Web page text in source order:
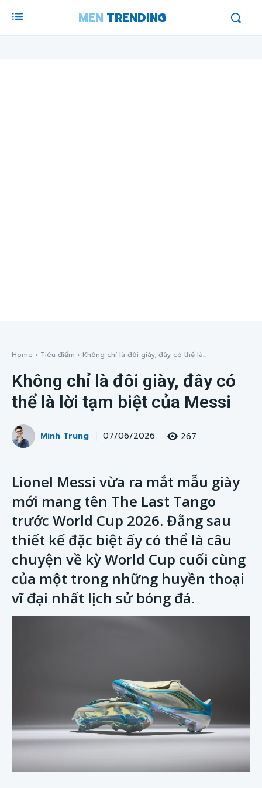
MEN TRENDING
Home Tiêu điểm Không chỉ là đôi giày, đây có thể là...
Không chỉ là đôi giày, đây có
thể là lời tạm biệt của Messi
Minh Trung 07/06/2026 267
Lionel Messi vừa ra mắt mẫu giày
mới mang tên The Last Tango
trước World Cup 2026. Đằng sau
thiết kế đặc biệt ấy có thể là câu
chuyện về kỳ World Cup cuối cùng
của một trong những huyền thoại
vĩ đại nhất lịch sử bóng đá.